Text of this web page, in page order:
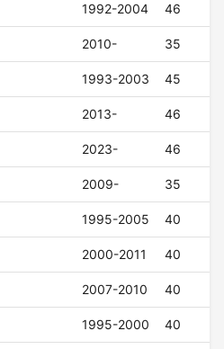
1992-2004 46
2010- 35
1993-2003 45
2013- 46
2023- 46
2009- 35
1995-2005 40
2000-2011 40
2007-2010 40
1995-2000 40